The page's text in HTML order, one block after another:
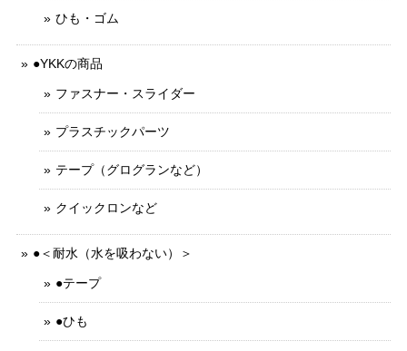
ひも・ゴム
●YKKの商品
ファスナー・スライダー
プラスチックパーツ
テープ（グログランなど）
クイックロンなど
●＜耐水（水を吸わない）＞
●テープ
●ひも